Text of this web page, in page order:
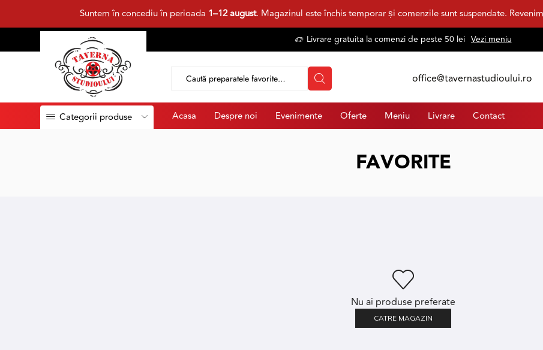
Suntem în concediu în perioada 1–12 august. Magazinul este închis temporar și comenzile sunt suspendate.
Livrare gratuita la comenzi de peste 50 lei Vezi meniu
office@tavernastudioului.ro
Categorii produse Acasa Despre noi Evenimente Oferte Meniu Livrare Contact
FAVORITE
Nu ai produse preferate
CATRE MAGAZIN